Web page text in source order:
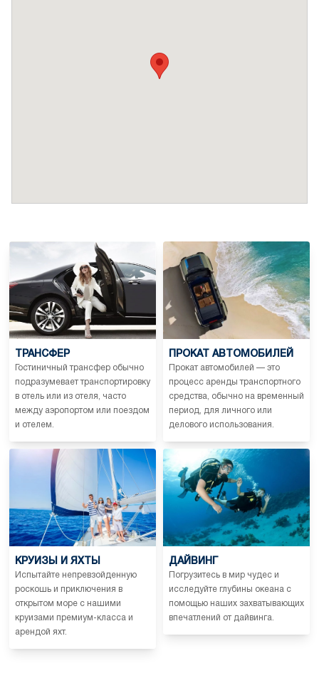
ТРАНСФЕР
Гостиничный трансфер обычно
подразумевает транспортировку
в отель или из отеля, часто
между аэропортом или поездом
и отелем.
ПРОКАТ АВТОМОБИЛЕЙ
Прокат автомобилей — это
процесс аренды транспортного
средства, обычно на временный
период, для личного или
делового использования.
КРУИЗЫ И ЯХТЫ
Испытайте непревзойденную
роскошь и приключения в
открытом море с нашими
круизами премиум-класса и
арендой яхт.
ДАЙВИНГ
Погрузитесь в мир чудес и
исследуйте глубины океана с
помощью наших захватывающих
впечатлений от дайвинга.